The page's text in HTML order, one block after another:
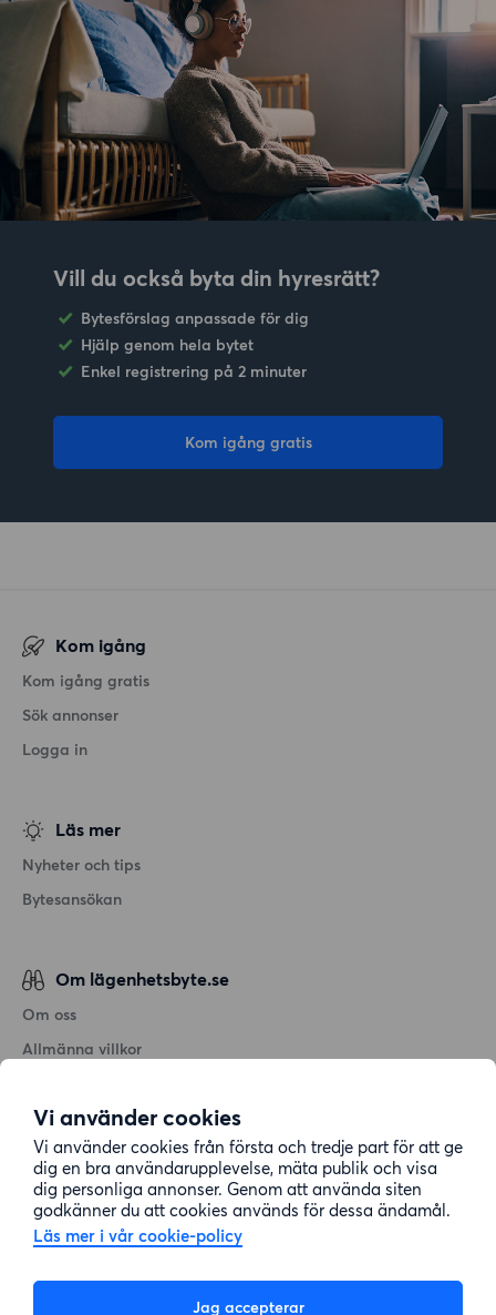
Vi använder cookies
Vi använder cookies från första och tredje part för att ge
dig en bra användarupplevelse, mäta publik och visa
dig personliga annonser. Genom att använda siten
godkänner du att cookies används för dessa ändamål.
Läs mer i vår cookie-policy
Jag accepterar
Vill du också byta din hyresrätt?
Bytesförslag anpassade för dig
Hjälp genom hela bytet
Enkel registrering på 2 minuter
Kom igång gratis
Kom igång
Kom igång gratis
Sök annonser
Logga in
Läs mer
Nyheter och tips
Bytesansökan
Om lägenhetsbyte.se
Om oss
Allmänna villkor
Cookiepolicy
Sitemap
Kundtjänst